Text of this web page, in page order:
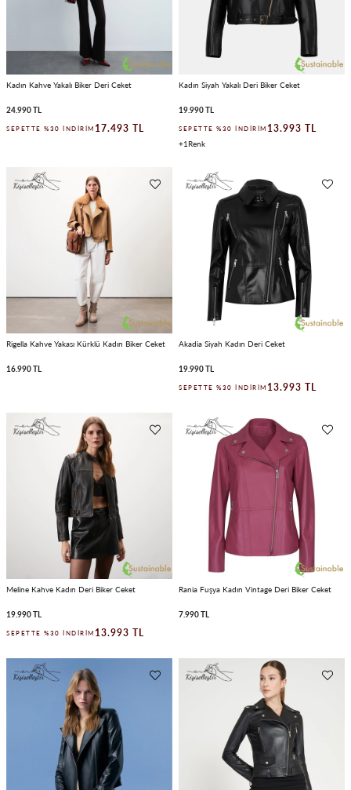
Kadın Kahve Yakalı Biker Deri Ceket
24.990 TL
SEPETTE %30 İNDIRIM 17.493 TL
Kadın Siyah Yakalı Deri Biker Ceket
19.990 TL
SEPETTE %30 İNDIRIM 13.993 TL
1
Rigella Kahve Yakası Kürklü Kadın Biker Ceket
16.990 TL
Akadia Siyah Kadın Deri Ceket
19.990 TL
SEPETTE %30 İNDIRIM 13.993 TL
Meline Kahve Kadın Deri Biker Ceket
19.990 TL
SEPETTE %30 İNDIRIM 13.993 TL
Rania Fuşya Kadın Vintage Deri Biker Ceket
7.990 TL